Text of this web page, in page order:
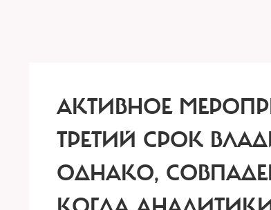
АКТИВНОЕ
ТРЕТИЙ СРОК
ОДНАКО,